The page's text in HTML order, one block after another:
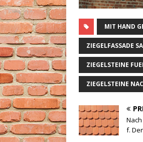
MIT HAND
ZIEGELFASSADE
ZIEGELSTEINE
ZIEGELSTEINE
f.